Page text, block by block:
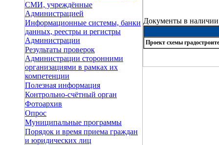
СМИ, учреждённые
Администрацией
Информационные системы, банки
данных, реестры и регистры
Администрации
Результаты проверок
Администрации сторонними
организациями в рамках их
компетенции
Полезная информация
Контрольно-счётный орган
Фотоархив
Опрос
Муниципальные программы
Порядок и время приема граждан
и юридических лиц
Документы в
Проект схемы